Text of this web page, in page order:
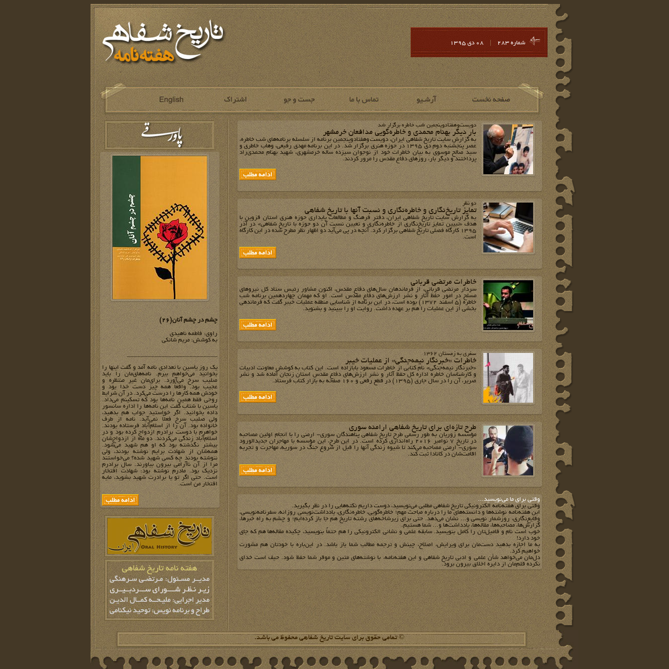
شماره 283
دویست‌وهفتادوپنجمین شب خاطره برگزار شد
بار دیگر بهنام محمدی و خاطره‌گویی مدافعان خرمشهر
به گزارش سایت تاریخ شفاهی ایران، دویست‌وهفتادوپنجمین برنامه از سلسله برنامه‌های شب خاطره،
عصر پنجشنبه دوم دی 1395 در حوزه هنری برگزار شد. در این برنامه مهدی رفیعی، وهاب خاطری و
سید صالح موسوی به بیان خاطرات خود از نوجوان سیزده ساله خرمشهری، شهید بهنام محمدی‌راد
پرداختند و دیگر بار، روزهای دفاع مقدس را مرور کردند.
دو نظر
تمایز تاریخ‌نگاری و خاطره‌نگاری و نسبت آنها با تاریخ شفاهی
به گزارش سایت تاریخ شفاهی ایران، دفتر فرهنگ و مطالعات پایداری حوزه هنری استان قزوین با
هدف «تبیین تمایز تاریخ‌نگاری از خاطره‌نگاری و تعیین نسبت آن دو حوزه با تاریخ شفاهی» در آذر
1395 کارگاه فصلی تاریخ شفاهی برگزار کرد. آنچه در پی می‌آید دو اظهار نظر مطرح شده در این کارگاه
است.
خاطرات مرتضی قربانی
سردار مرتضی قربانی، از فرماندهان سال‌های دفاع مقدس، اکنون مشاور رئیس ستاد کل نیروهای
مسلح در امور حفظ آثار و نشر ارزش‌های دفاع مقدس است. او که مهمان چهاردهمین برنامه شب
خاطره (5 اسفند 1372) بوده است، در این برنامه از شناسایی منطقه عملیات ‌خیبر گفت که فرماندهی
بخشی از این عملیات را هم بر عهده داشت. روایت او را ببینید و بشنوید.
سفری به زمستان 1362
خاطرات «خبرنگار نیمه‌جنگی» از عملیات خیبر
«خبرنگار نیمه‌جنگی» نام کتابی از خاطرات مسعود بابازاده است. این کتاب به کوشش معاونت ادبیات
و کارشناسان خاطره اداره کل حفظ آثار و نشر ارزش‌های دفاع مقدس استان زنجان آماده شد و نشر
صریر، آن را در سال جاری (1395) در قطع رقعی و 160 صفحه به بازار کتاب فرستاد.
طرح تازه‌ای برای تاریخ شفاهی ارامنه سوری
مؤسسه زوریان به طور رسمی طرح تاریخ شفاهی پناهندگان سوری- ارمنی را با انجام اولین مصاحبه
در تاریخ 7 نوامبر 2016 راه‌اندازی کرده است. در این طرح، این مؤسسه با مهاجران جدیدالورود
سوری- ارمنی مصاحبه می‌کند تا شیوه زندگی آنها را قبل از شروع جنگ در سوریه، مهاجرت‌ و تجربه
اقامت‌شان در کانادا ثبت کند.
وقتي براي ما مي‌نويسيد...
وقتي براي هفته‌نامه الکترونيکي تاريخ شفاهي مطلبي مي‌نويسيد، دوست داريم نکته‌هايي را در نظر بگيريد.
اين هفته‌نامه نوشته‌ها و دانسته‌هاي ما را درباره مباحث مهم؛ خاطره‌گويي، خاطره‌نگاري، يادداشت‌نويسي روزانه، سفرنامه‌نويسي،
وقايع‌نگاري، روزشمار نويسي و... نشان مي‌دهد. حتي براي زيرشاخه‌هاي رشته تاريخ هم جا باز کرده‌ايم؛ و چشم به راه خبرها،
گزارش‌ها، مصاحبه‌ها، مقاله‌ها، يادداشت‌ها و... شما هستيم.
خوب است نام و فاميل‌تان را کامل بنويسيد. سابقه علمي و نشاني الکترونيکي را هم حتماً بنويسيد، چکيده مقاله‌ها هم که جاي
خود دارد!
به ما اجازه بدهيد دست‌مان براي ويرايش، اصلاح، چينش و ترجمه مطالب شما باز باشد. در اين‌باره با خودتان هم مشورت
خواهيم کرد.
دل‌مان مي‌خواهد شأن علمي و ادبي تاريخ شفاهي و اين هفته‌نامه، با نوشته‌هاي متين و موقر شما حفظ شود. حيف است خداي
نکرده قلم‌مان از دايره اخلاق بيرون برود.
چشم در چشم آنان(26)
راوی: فاطمه ناهیدی
به کوشش: مریم شانکی
__________________________
یک روز یاسین با تعدادی نامه آمد و گفت اینها را
بخوانید می‌خواهم ببرم. نامه‌های‌مان را باید
صلیب سرخ می‌آورد. برای‌مان غیر منتظره و
عجیب بود. واقعاً همه چیز دست خدا بود و
خودش همه کارها را درست می‌کرد. در آن شرایط
روحی فقط همین نامه‌ها بود که تسکینم می‌داد.
یاسین با شتاب گفت این نامه‌ها را اداره سانسور
داده بخوانید. اگر خواستید جواب هم بدهید،
ولی صلیب سرخ فعلاً نمی‌آید. نامه از طرف
خانواده بود. آن را از اسلام‌آباد فرستاده بودند.
خواهرم با دوست برادرم ازدواج کرده بود و در
اسلام‌آباد زندگی می‌کردند. دو ماه از ازدواج‌شان
بیشتر نگذشته بود که او هم شهید می‌شود.
همه‌شان از شهادت برایم نوشته بودند،‌ ولی
ننوشته بودند چه کسی شهید شده؟ می‌خواستند
مرا از آن ناآرامی بیرون بیاورند. سال برادرم
نزدیک بود. مادرم نوشته بود: شهادت افتخار
است. حتی اگر تو یا برادرت شهید بشوید، مایه
افتخار من است.
© تمامی حقوق برای سایت تاریخ شفاهی محفوظ می باشد.